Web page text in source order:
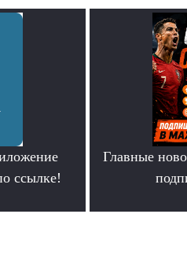
ссылке!
Главные